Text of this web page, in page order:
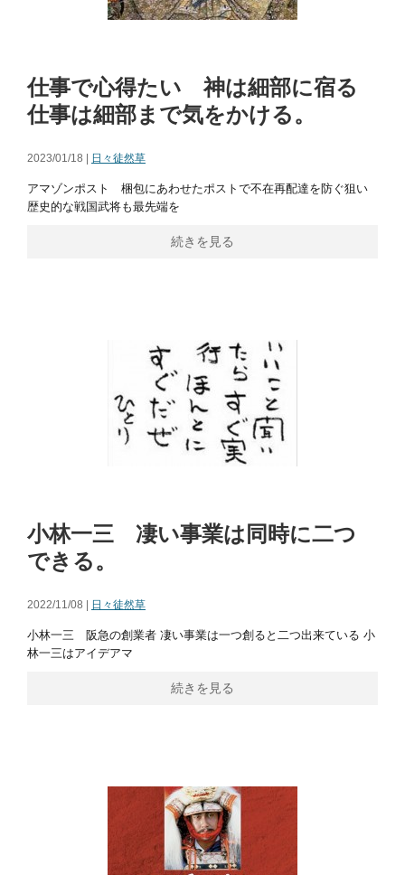
仕事で心得たい 神は細部に宿る
仕事は細部まで気をかける。
2023/01/18 | 日々徒然草
アマゾンポスト 梱包にあわせたポストで不在再配達を防ぐ狙い
歴史的な戦国武将も最先端を
続きを見る
小林一三 凄い事業は同時に二つ
できる。
2022/11/08 | 日々徒然草
小林一三 阪急の創業者 凄い事業は一つ創ると二つ出来ている 小
林一三はアイデアマ
続きを見る